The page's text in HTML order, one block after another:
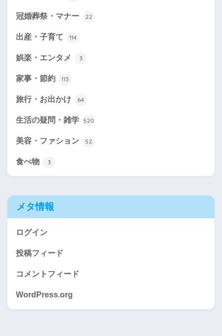
冠婚葬祭・マナー 22
出産・子育て 114
娯楽・エンタメ 3
家事・節約 113
旅行・お出かけ 64
生活の疑問・雑学 520
美容・ファション 52
食べ物 3
メタ情報
ログイン
投稿フィード
コメントフィード
WordPress.org